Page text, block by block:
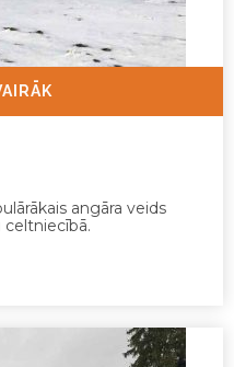
angāra veids
celtniecībā.